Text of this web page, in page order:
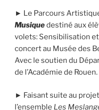
► Le Parcours
Musiquedestiné aux
volets: Sensibilisation
concert au Musée des
Avec le soutien du
de l’Académie de Rouen.
► Faisant suite au
l’ensemble Les